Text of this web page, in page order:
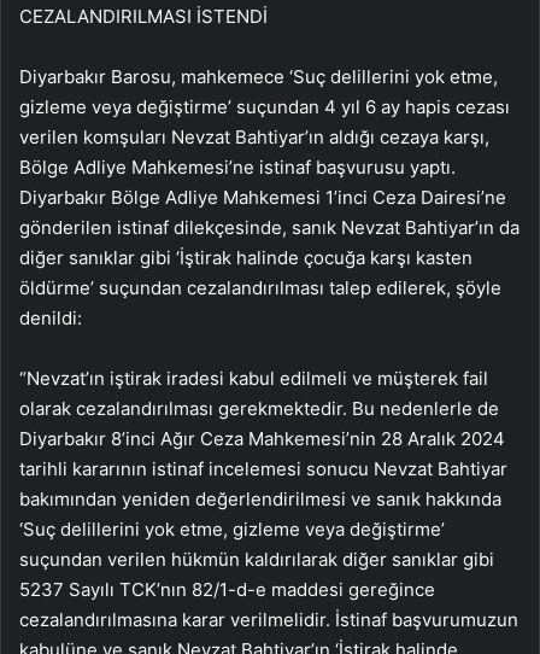
CEZALANDIRILMASI İSTENDİ
Diyarbakır Barosu, mahkemece ‘Suç delillerini yok etme,
gizleme veya değiştirme’ suçundan 4 yıl 6 ay hapis cezası
verilen komşuları Nevzat Bahtiyar’ın aldığı cezaya karşı,
Bölge Adliye Mahkemesi’ne istinaf başvurusu yaptı.
Diyarbakır Bölge Adliye Mahkemesi 1’inci Ceza Dairesi’ne
gönderilen istinaf dilekçesinde, sanık Nevzat Bahtiyar’ın da
diğer sanıklar gibi ‘İştirak halinde çocuğa karşı kasten
öldürme’ suçundan cezalandırılması talep edilerek, şöyle
denildi:
“Nevzat’ın iştirak iradesi kabul edilmeli ve müşterek fail
olarak cezalandırılması gerekmektedir. Bu nedenlerle de
Diyarbakır 8’inci Ağır Ceza Mahkemesi’nin 28 Aralık 2024
tarihli kararının istinaf incelemesi sonucu Nevzat Bahtiyar
bakımından yeniden değerlendirilmesi ve sanık hakkında
‘Suç delillerini yok etme, gizleme veya değiştirme’
suçundan verilen hükmün kaldırılarak diğer sanıklar gibi
5237 Sayılı TCK’nın 82/1-d-e maddesi gereğince
cezalandırılmasına karar verilmelidir. İstinaf başvurumuzun